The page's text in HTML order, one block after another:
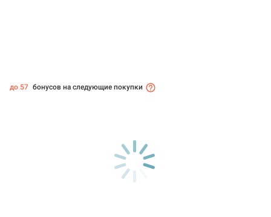
до 57 бонусов на следующие покупки